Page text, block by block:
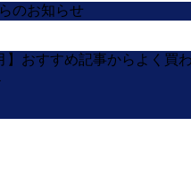
のお知らせ
】おすすめ記事からよく買